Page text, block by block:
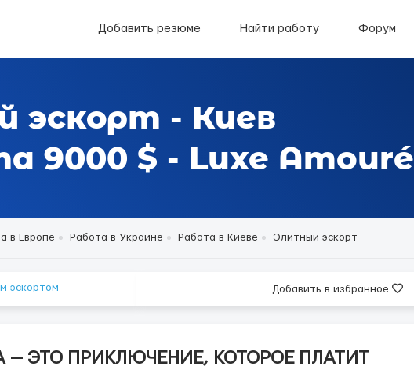
Добавить резюме Найти работу Форум
эскорт - Киев
9000 $ - Luxe Amouré
в Европе Работа в Украине Работа в Киеве Элитный эскорт
Добавить в избранное
— ЭТО ПРИКЛЮЧЕНИЕ, КОТОРОЕ ПЛАТИТ